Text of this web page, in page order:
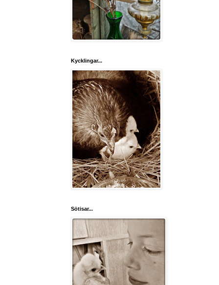
Kycklingar...
Sötisar...